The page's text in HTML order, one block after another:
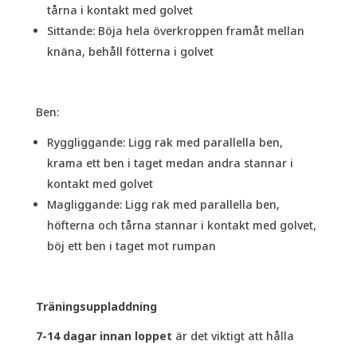
tårna i kontakt med golvet
Sittande: Böja hela överkroppen framåt mellan
knäna, behåll fötterna i golvet
Ben:
Ryggliggande: Ligg rak med parallella ben,
krama ett ben i taget medan andra stannar i
kontakt med golvet
Magliggande: Ligg rak med parallella ben,
höfterna och tårna stannar i kontakt med golvet,
böj ett ben i taget mot rumpan
Träningsuppladdning
7-14 dagar innan loppet är det viktigt att hålla